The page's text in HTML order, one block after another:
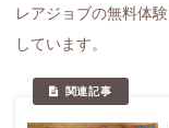
レアジョブの無料体
しています。